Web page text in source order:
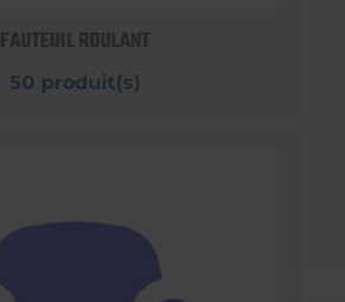
FAUTEUIL ROULANT
50 produit(s)